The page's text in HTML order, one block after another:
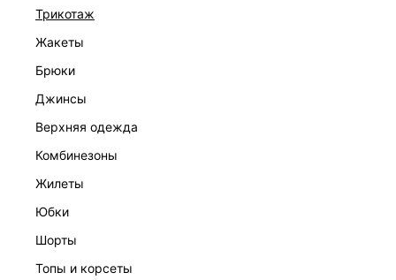
трикотаж
жакеты
брюки
джинсы
верхняя одежда
комбинезоны
жилеты
юбки
шорты
топы и корсеты